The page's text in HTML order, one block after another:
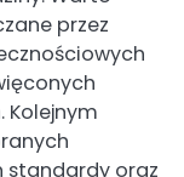
przez
Kolejnym
standardy oraz